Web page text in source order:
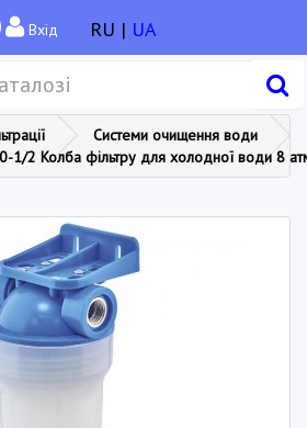
Вхід RU | UA
Системи очищення води
1/2 Колба фільтру для холодної води 8